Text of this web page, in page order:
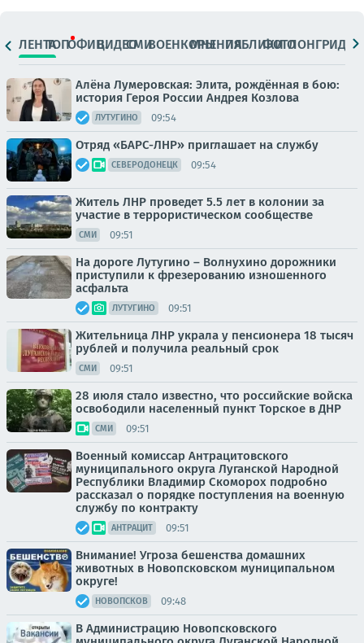
ЛЕНТАТОПОФИЦ.ВИДЕОСМИВОЕНКОРЫМНЕНИЯПАБЛИКИ
ФОТОЛОНГРИДЫ
Алёна Лумеровская: Элита, рождённая в бою:
история Героя России Андрея Козлова
ЛУТУГИНО 09:54
Отряд «БАРС-ЛНР» приглашает на службу
СЕВЕРОДОНЕЦК 09:54
Житель ЛНР проведет 5.5 лет в колонии за
участие в террористическом сообществе
СМИ 09:51
На дороге Лутугино – Волнухино дорожники
приступили к фрезерованию изношенного
асфальта
ЛУТУГИНО 09:51
Жительница ЛНР украла у пенсионера 18 тысяч
рублей и получила реальный срок
СМИ 09:51
28 июля стало известно, что российские войска
освободили населенный пункт Торское в ДНР
СМИ 09:51
Военный комиссар Антрацитовского
муниципального округа Луганской Народной
Республики Владимир Скоморох подробно
рассказал о порядке поступления на военную
службу по контракту
АНТРАЦИТ 09:51
Внимание! Угроза бешенства домашних
животных в Новопсковском муниципальном
округе!
НОВОПСКОВ 09:48
В Администрацию Новопсковского